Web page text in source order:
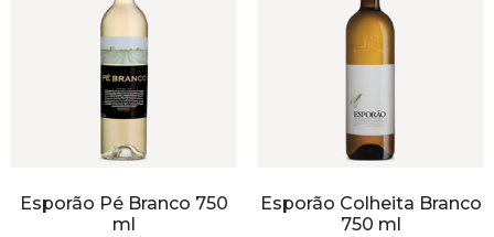
Esporão Pé Branco 750
ml
Esporão Colheita Branco
750 ml